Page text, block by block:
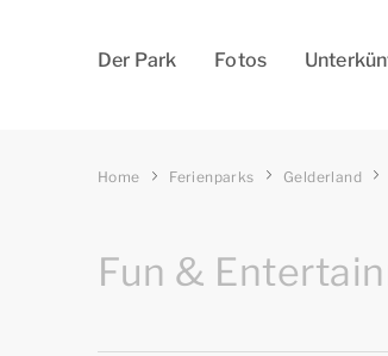
Der Park Fotos
Home Ferienparks Gelderland
Fun &